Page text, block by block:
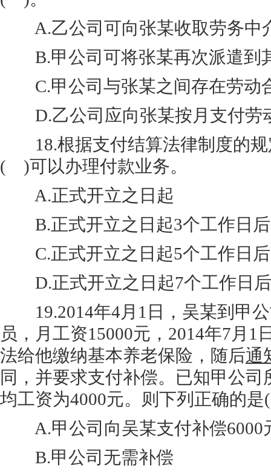
A.乙公司可向张某收取劳务中
B.甲公司可将张某再次派遣到
C.甲公司与张某之间存在劳动
D.乙公司应向张某按月支付劳
18.根据支付结算法律制度的规
( )可以办理付款业务。
A.正式开立之日起
B.正式开立之日起3个工作日后
C.正式开立之日起5个工作日后
D.正式开立之日起7个工作日后
19.2014年4月1日，吴某到甲公
员，月工资15000元，2014年7月1
法给他缴纳基本养老保险，随后通
同，并要求支付补偿。已知甲公
均工资为4000元。则下列正确的
A.甲公司向吴某支付补偿6000
B.甲公司无需补偿